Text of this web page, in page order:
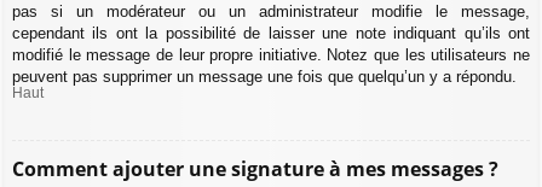
pas si un modérateur ou un administrateur modifie le message,
cependant ils ont la possibilité de laisser une note indiquant qu’ils ont
modifié le message de leur propre initiative. Notez que les utilisateurs ne
peuvent pas supprimer un message une fois que quelqu’un y a répondu.
Haut
Comment ajouter une signature à mes messages ?